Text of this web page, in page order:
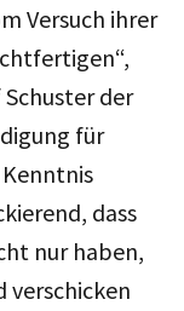
Versuch ihrer
der
für
dass
nur haben,
verschicken